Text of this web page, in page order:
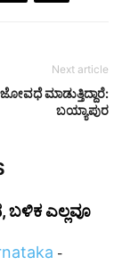
Next article
ಮಾಡುತ್ತಿದ್ದಾರೆ:
ಬಯ್ಯಾಪುರ
ಬಳಿಕ ಎಲ್ಲವೂ
-